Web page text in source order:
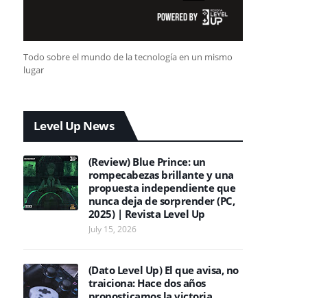
Todo sobre el mundo de la tecnología en un mismo
lugar
Level Up News
(Review) Blue Prince: un
rompecabezas brillante y una
propuesta independiente que
nunca deja de sorprender (PC,
2025) | Revista Level Up
July 15, 2026
(Dato Level Up) El que avisa, no
traiciona: Hace dos años